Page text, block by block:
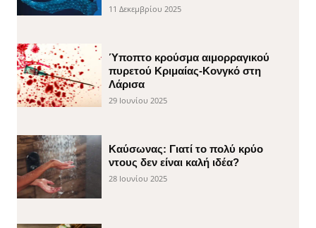
11 Δεκεμβρίου 2025
Ύποπτο κρούσμα αιμορραγικού
πυρετού Κριμαίας-Κονγκό στη
Λάρισα
29 Ιουνίου 2025
Καύσωνας: Γιατί το πολύ κρύο
ντους δεν είναι καλή ιδέα?
28 Ιουνίου 2025